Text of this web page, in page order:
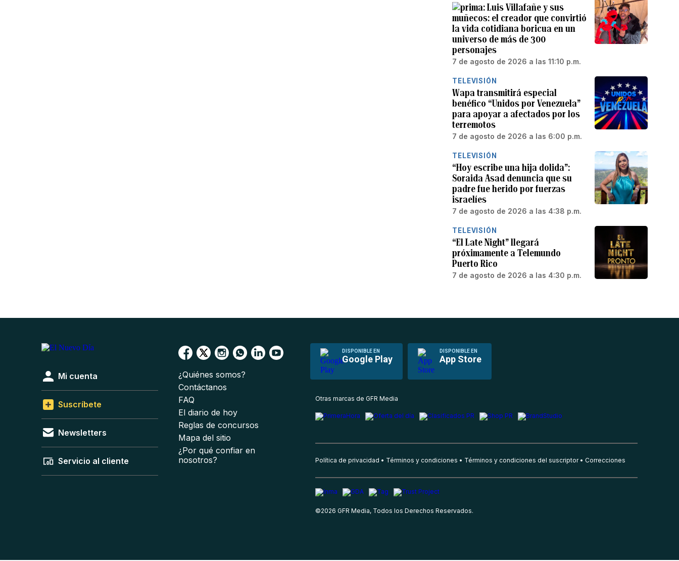
Luis Villafañe y sus
muñecos: el creador que convirtió
la vida cotidiana boricua en un
universo de más de 300
personajes
7 de agosto de 2026 a las 11:10 p.m.
TELEVISIÓN
Wapa transmitirá especial
benéfico “Unidos por Venezuela”
para apoyar a afectados por los
terremotos
7 de agosto de 2026 a las 6:00 p.m.
TELEVISIÓN
“Hoy escribe una hija dolida”:
Soraida Asad denuncia que su
padre fue herido por fuerzas
israelíes
7 de agosto de 2026 a las 4:38 p.m.
TELEVISIÓN
“El Late Night” llegará
próximamente a Telemundo
Puerto Rico
7 de agosto de 2026 a las 4:30 p.m.
DISPONIBLE EN
Google Play
DISPONIBLE EN
App Store
Mi cuenta
Suscríbete
Newsletters
Servicio al cliente
¿Quiénes somos?
Contáctanos
FAQ
El diario de hoy
Reglas de concursos
Mapa del sitio
¿Por qué confiar en
nosotros?
Otras marcas de GFR Media
Política de privacidad Términos y condiciones Términos y condiciones del suscriptor Correcciones
©2026 GFR Media, Todos los Derechos Reservados.